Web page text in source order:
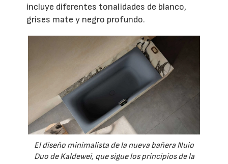
incluye diferentes tonalidades de blanco,
grises mate y negro profundo.
El diseño minimalista de la nueva bañera Nuio
Duo de Kaldewei, que sigue los principios de la